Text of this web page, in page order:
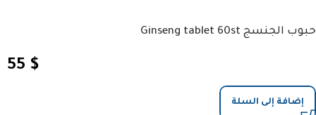
حبوب الجنسج Ginseng tablet 60st
55 $
إضافة إلى السلة